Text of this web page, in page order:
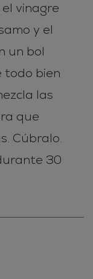
vinagre
y el
un bol
todo bien
las
que
Cúbralo.
30